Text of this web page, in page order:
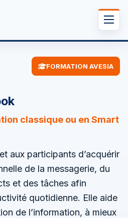
FORMATION AVESIA
classique ou en Smart
aux participants d’acquérir
de la messagerie, du
et des tâches afin
quotidienne. Elle aide
de l’information, à mieux